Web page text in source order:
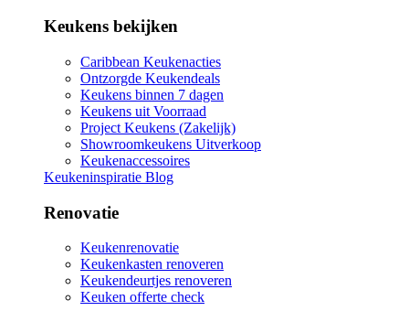
Keukens bekijken
Caribbean Keukenacties
Ontzorgde Keukendeals
Keukens binnen 7 dagen
Keukens uit Voorraad
Project Keukens (Zakelijk)
Showroomkeukens Uitverkoop
Keukenaccessoires
Keukeninspiratie Blog
Renovatie
Keukenrenovatie
Keukenkasten renoveren
Keukendeurtjes renoveren
Keuken offerte check